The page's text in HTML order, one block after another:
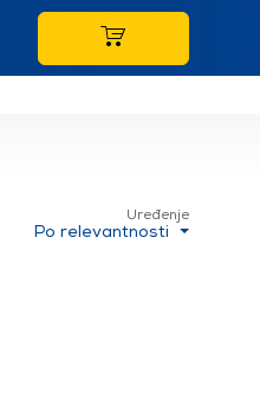
Uređenje
Po relevantnosti